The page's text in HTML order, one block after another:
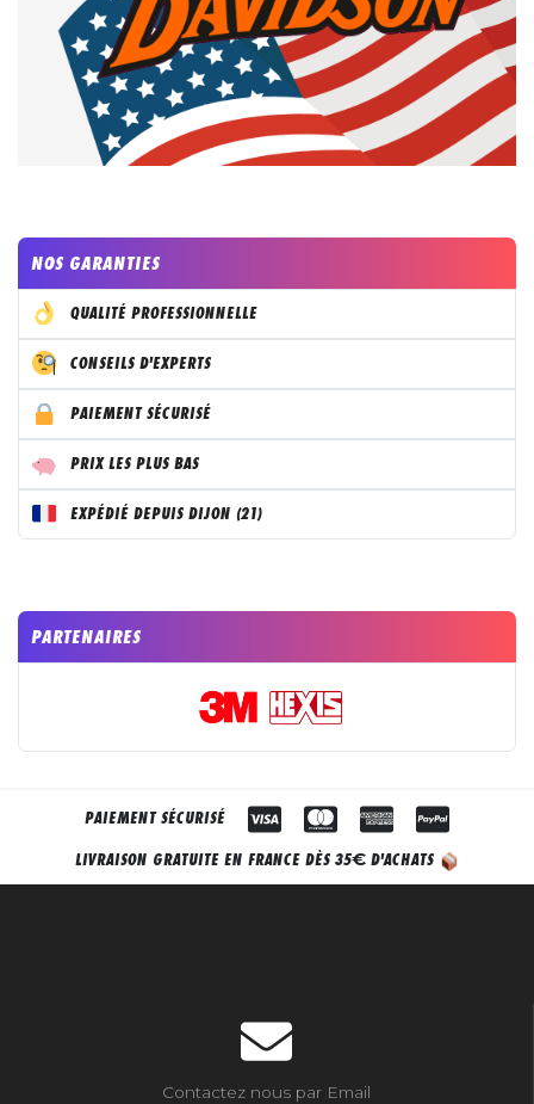
NOS GARANTIES
QUALITÉ PROFESSIONNELLE
CONSEILS D'EXPERTS
PAIEMENT SÉCURISÉ
PRIX LES PLUS BAS
EXPÉDIÉ DEPUIS DIJON (21)
PARTENAIRES
PAIEMENT SÉCURISÉ
LIVRAISON GRATUITE EN FRANCE DÈS 35€ D'ACHATS
Contactez nous par Email